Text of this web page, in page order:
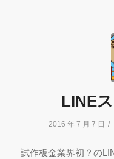
LINE
2016 年 7 月 7 日 /
試作板金業界初？の